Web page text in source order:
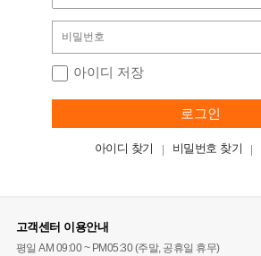
아이디 저장
로그인
아이디 찾기 비밀번호 찾기
고객센터 이용안내
평일 AM 09:00 ~ PM05:30 (주말, 공휴일 휴무)